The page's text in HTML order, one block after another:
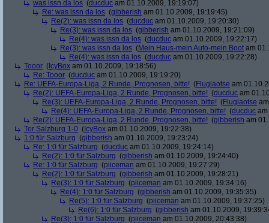
was issn da los (ducduc am 01.10.2009, 19:19:07)
Re: was issn da los (gibberish am 01.10.2009, 19:19:45)
Re(2): was issn da los (ducduc am 01.10.2009, 19:20:30)
Re(3): was issn da los (gibberish am 01.10.2009, 19:21:09)
Re(4): was issn da los (ducduc am 01.10.2009, 19:22:17)
Re(3): was issn da los (Mein Haus-mein Auto-mein Boot am
Re(4): was issn da los (ducduc am 01.10.2009, 19:22:28)
Tooor ( IcyBox am 01.10.2009, 19:18:56)
Re: Tooor (ducduc am 01.10.2009, 19:19:20)
Re: UEFA-Europa-Liga, 2 Runde, Prognosen, bitte! (Fluglaotse am
Re(2): UEFA-Europa-Liga, 2 Runde, Prognosen, bitte! (ducduc am
Re(3): UEFA-Europa-Liga, 2 Runde, Prognosen, bitte! (Fluglaotse
Re(4): UEFA-Europa-Liga, 2 Runde, Prognosen, bitte! (ducduc
Re(2): UEFA-Europa-Liga, 2 Runde, Prognosen, bitte! (gibberish am
Tor Salzburg 1-0 ( IcyBox am 01.10.2009, 19:22:38)
1:0 für Salzburg (gibberish am 01.10.2009, 19:23:24)
Re: 1:0 für Salzburg (ducduc am 01.10.2009, 19:24:14)
Re(2): 1:0 für Salzburg (gibberish am 01.10.2009, 19:24:40)
Re: 1:0 für Salzburg (piiceman am 01.10.2009, 19:27:29)
Re(2): 1:0 für Salzburg (gibberish am 01.10.2009, 19:28:21)
Re(3): 1:0 für Salzburg (piiceman am 01.10.2009, 19:34:16)
Re(4): 1:0 für Salzburg (gibberish am 01.10.2009, 19:35:35)
Re(5): 1:0 für Salzburg (piiceman am 01.10.2009, 19:37:25)
Re(6): 1:0 für Salzburg (gibberish am 01.10.2009,
Re(3): 1:0 für Salzburg (piiceman am 01.10.2009, 20:43:38)